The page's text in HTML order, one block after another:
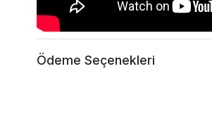
Ödeme Seçenekleri